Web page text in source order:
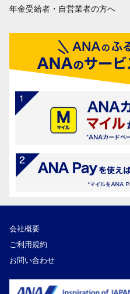
年金受給者・自営業者の方へ
会社概要
ご利用規約
お問い合わせ